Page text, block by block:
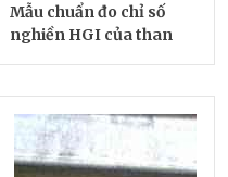
Mẫu chuẩn đo chỉ số
nghiền HGI của than